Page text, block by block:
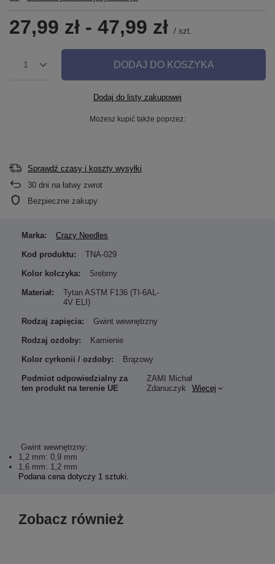
27,99 zł - 47,99 zł / szt.
1 DODAJ DO KOSZYKA
Dodaj do listy zakupowej
Możesz kupić także poprzez:
Sprawdź czasy i koszty wysyłki
30 dni na łatwy zwrot
Bezpieczne zakupy
Gwint wewnętrzny:
1,2 mm: 0,9 mm
1,6 mm: 1,2 mm
Podana cena dotyczy 1 sztuki.
Marka: Crazy Needles
Kod produktu: TNA-029
Kolor kolczyka: Srebrny
Materiał:
Tytan ASTM F136 (TI-6AL-
4V ELI)
Rodzaj zapięcia: Gwint wewnętrzny
Rodzaj ozdoby: Kamienie
Kolor cyrkonii / ozdoby: Brązowy
Podmiot odpowiedzialny za
ten produkt na terenie UE
ZAMI Michał
Zdanuczyk
Więcej
Zobacz również